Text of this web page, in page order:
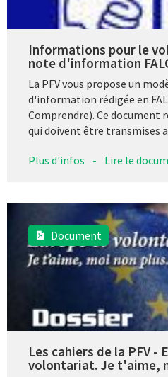
Informations pour le
note d'information
La PFV vous propose un
d'information rédigée en
Comprendre). Ce
qui doivent être transmises
Plus d'infos - Lire le
Document
Les cahiers de la PFV -
volontariat. Je t'aime,